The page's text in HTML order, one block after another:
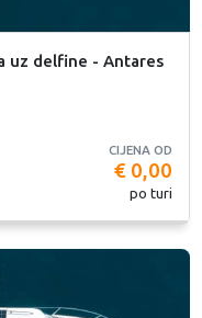
uz delfine - Antares
CIJENA OD
€ 0,00
po turi